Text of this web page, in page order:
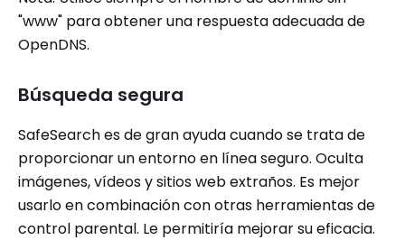
"www" para obtener una respuesta adecuada de
OpenDNS.
Búsqueda segura
SafeSearch es de gran ayuda cuando se trata de
proporcionar un entorno en línea seguro. Oculta
imágenes, vídeos y sitios web extraños. Es mejor
usarlo en combinación con otras herramientas de
control parental. Le permitiría mejorar su eficacia.